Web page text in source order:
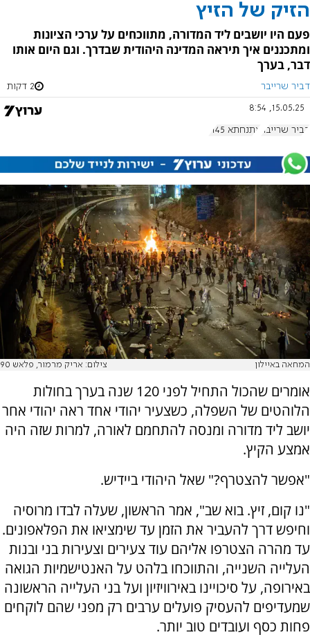
הזיק של הזיץ
פעם היו יושבים ליד המדורה, מתווכחים על ערכי הציונות
ומתכננים איך תיראה המדינה היהודית שבדרך. וגם היום אותו
דבר, בערך
דביר שרייבר 2 דקות
15.05.25, 8:54
דביר שרייבר אתנחתא 1145
המחאה באיילון צילום: אריק מרמור, פלאש 90
אומרים שהכול התחיל לפני 120 שנה בערך בחולות
הלוהטים של השפלה, כשצעיר יהודי אחד ראה יהודי אחר
יושב ליד מדורה ומנסה להתחמם לאורה, למרות שזה היה
אמצע הקיץ.
"אפשר להצטרף?" שאל היהודי ביידיש.
"נו קום, זיץ. בוא שב", אמר הראשון, שעלה לבדו מרוסיה
וחיפש דרך להעביר את הזמן עד שימציאו את הפלאפונים.
עד מהרה הצטרפו אליהם עוד צעירים וצעירות בני ובנות
העלייה השנייה, והתווכחו בלהט על האנטישמיות הגואה
באירופה, על סיכויינו באירוויזיון ועל בני העלייה הראשונה
שמעדיפים להעסיק פועלים ערבים רק מפני שהם לוקחים
פחות כסף ועובדים טוב יותר.